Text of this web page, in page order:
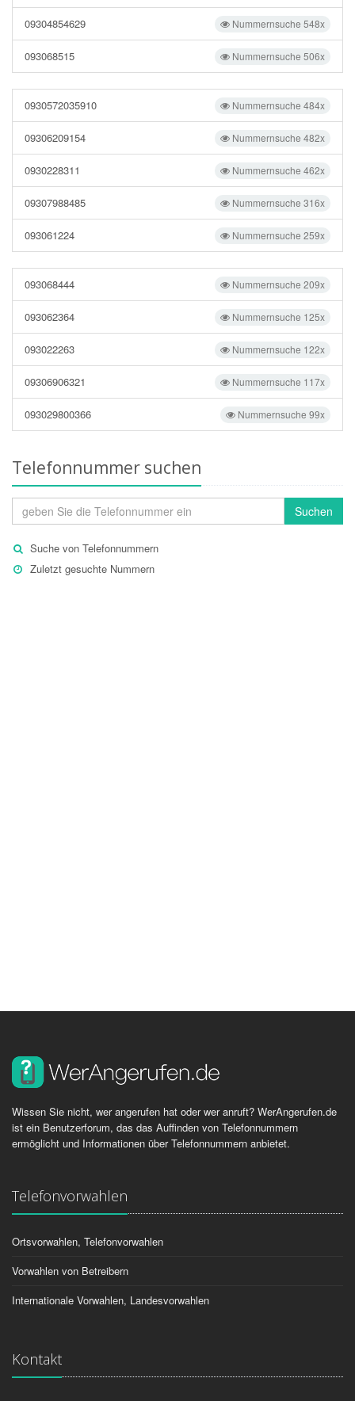
Nummernsuche 548x
09304854629
Nummernsuche 506x
093068515
Nummernsuche 484x
0930572035910
Nummernsuche 482x
09306209154
Nummernsuche 462x
0930228311
Nummernsuche 316x
09307988485
Nummernsuche 259x
093061224
Nummernsuche 209x
093068444
Nummernsuche 125x
093062364
Nummernsuche 122x
093022263
Nummernsuche 117x
09306906321
Nummernsuche 99x
093029800366
Telefonnummer suchen
Suchen
Suche von Telefonnummern
Zuletzt gesuchte Nummern
Wissen Sie nicht, wer angerufen hat oder wer anruft? WerAngerufen.de
ist ein Benutzerforum, das das Auffinden von Telefonnummern
ermöglicht und Informationen über Telefonnummern anbietet.
Telefonvorwahlen
Ortsvorwahlen, Telefonvorwahlen
Vorwahlen von Betreibern
Internationale Vorwahlen, Landesvorwahlen
Kontakt